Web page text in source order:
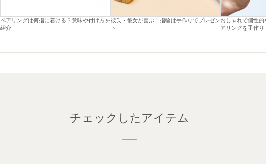
ペアリングは何指に着ける？意味や付け方を
紹介
彼氏・彼女が喜ぶ！指輪は手作りでプレゼン
ト
おしゃれで個性
アリングを手作り
チェックしたアイテム